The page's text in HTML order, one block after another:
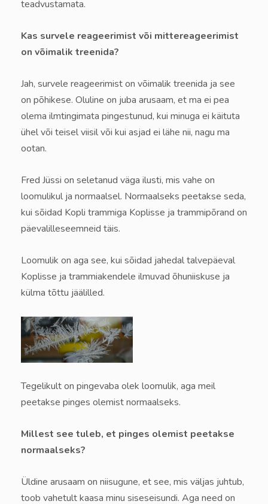
teadvustamata.
Kas survele reageerimist või mittereageerimist
on võimalik treenida?
Jah, survele reageerimist on võimalik treenida ja see
on põhikese. Oluline on juba arusaam, et ma ei pea
olema ilmtingimata pingestunud, kui minuga ei käituta
ühel või teisel viisil või kui asjad ei lähe nii, nagu ma
ootan.
Fred Jüssi on seletanud väga ilusti, mis vahe on
loomulikul ja normaalsel. Normaalseks peetakse seda,
kui sõidad Kopli trammiga Koplisse ja trammi­põrand on
päevalilleseemneid täis.
Loomulik on aga see, kui sõidad jahedal talvepäeval
Koplisse ja trammiakendele ilmuvad õhuniiskuse ja
külma tõttu jäälilled.
Tegelikult on pingevaba olek loomulik, aga meil
peetakse pinges olemist normaalseks.
Millest see tuleb, et pinges olemist peetakse
normaalseks?
Üldine arusaam on niisugune, et see, mis väljas juhtub,
toob vahetult kaasa minu siseseisundi. Aga need on